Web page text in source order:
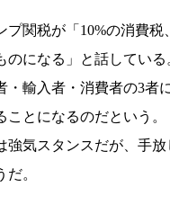
プ関税が「10%の消費税
のになる」と話している
・輸入者・消費者の3者
ことになるのだという。
強気スタンスだが、手
。